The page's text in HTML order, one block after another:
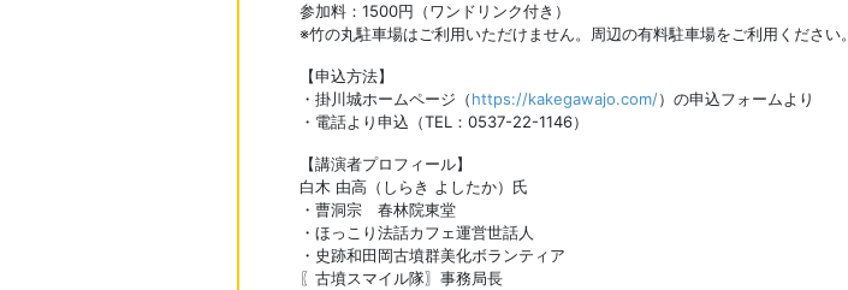
参加料：1500円（ワンドリンク付き）
※竹の丸駐車場はご利用いただけません。周辺の有料駐車場をご利用ください。
【申込方法】
・掛川城ホームページ（https://kakegawajo.com/）の申込フォームより
・電話より申込（TEL：0537-22-1146）
【講演者プロフィール】
白木 由高（しらき よしたか）氏
・曹洞宗 春林院東堂
・ほっこり法話カフェ運営世話人
・史跡和田岡古墳群美化ボランティア
〖古墳スマイル隊〗事務局長